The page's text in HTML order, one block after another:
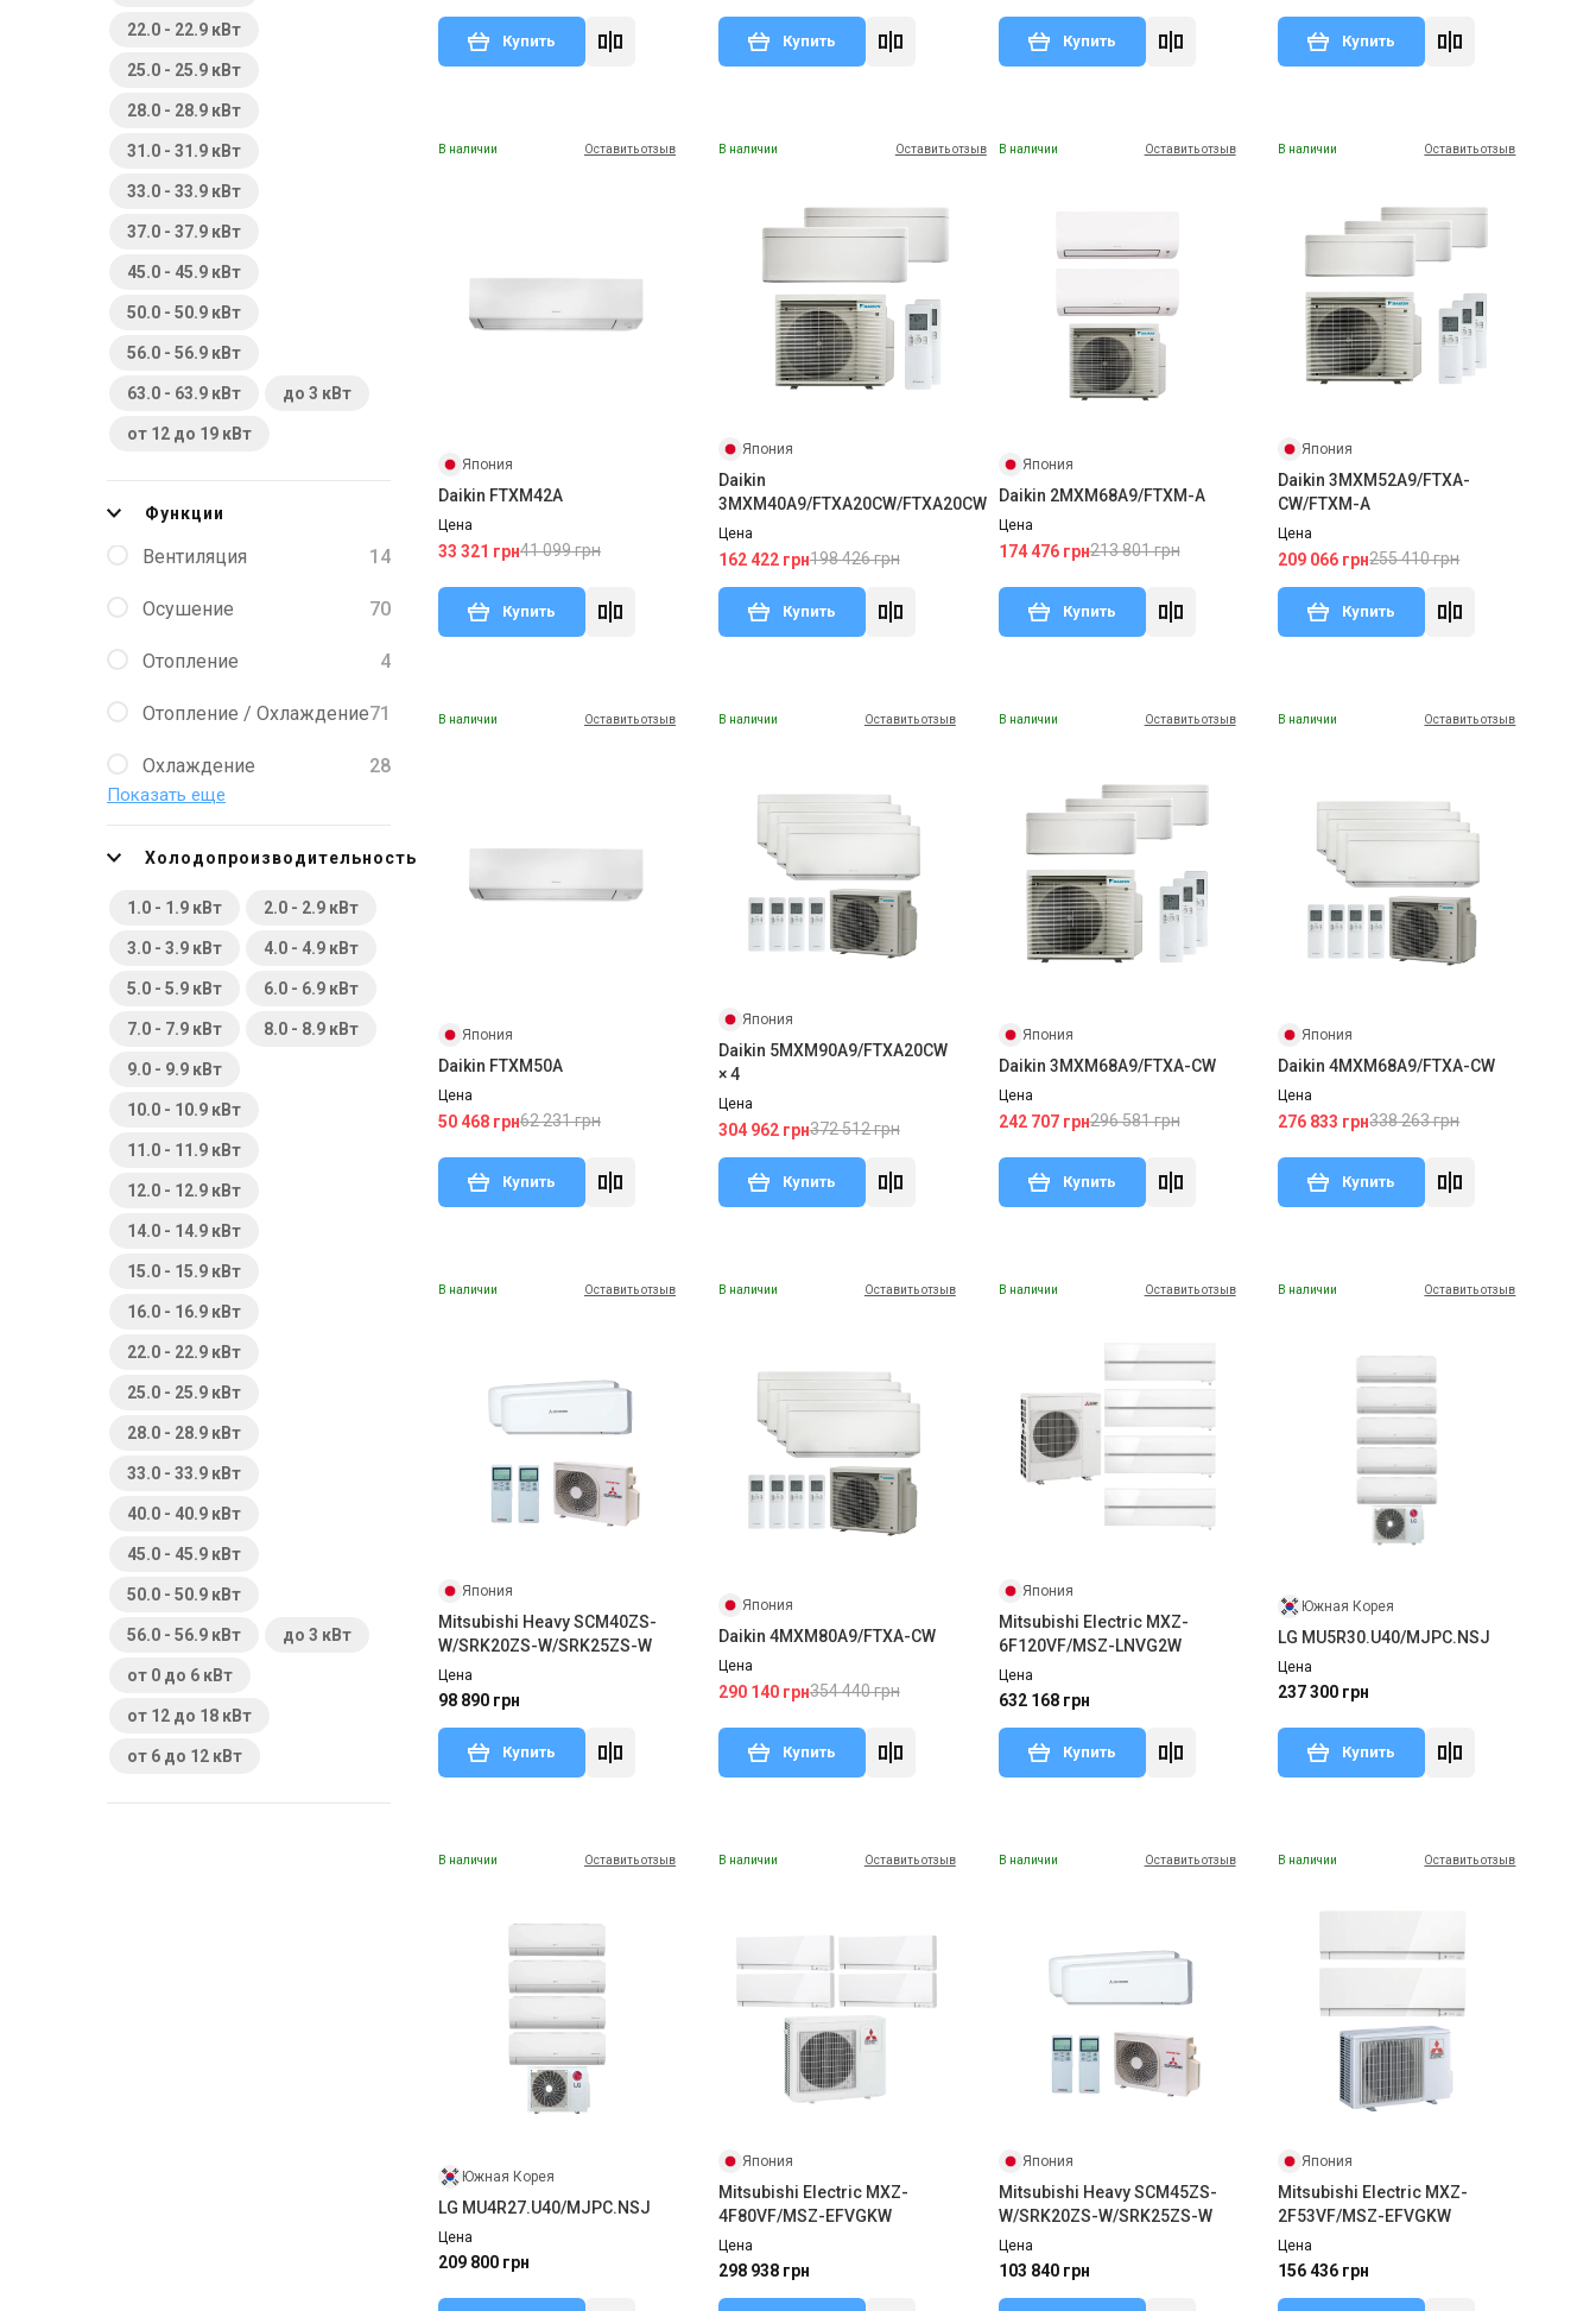
22.0 - 22.9 кВт
25.0 - 25.9 кВт
28.0 - 28.9 кВт
31.0 - 31.9 кВт
33.0 - 33.9 кВт
37.0 - 37.9 кВт
45.0 - 45.9 кВт
50.0 - 50.9 кВт
56.0 - 56.9 кВт
63.0 - 63.9 кВт до 3 кВт
от 12 до 19 кВт
Функции
Вентиляция 14
Осушение 70
Отопление 4
Отопление / Охлаждение71
Охлаждение 28
Подогрев воздуха 24
Показать еще
Холодопроизводительность
1.0 - 1.9 кВт 2.0 - 2.9 кВт
3.0 - 3.9 кВт 4.0 - 4.9 кВт
5.0 - 5.9 кВт 6.0 - 6.9 кВт
7.0 - 7.9 кВт 8.0 - 8.9 кВт
9.0 - 9.9 кВт
10.0 - 10.9 кВт
11.0 - 11.9 кВт
12.0 - 12.9 кВт
14.0 - 14.9 кВт
15.0 - 15.9 кВт
16.0 - 16.9 кВт
22.0 - 22.9 кВт
25.0 - 25.9 кВт
28.0 - 28.9 кВт
33.0 - 33.9 кВт
40.0 - 40.9 кВт
45.0 - 45.9 кВт
50.0 - 50.9 кВт
56.0 - 56.9 кВт до 3 кВт
от 0 до 6 кВт
от 12 до 18 кВт
от 6 до 12 кВт
Купить Купить Купить Купить
В наличии Оставить отзыв
Япония
Daikin FTXM42A
Цена
33 321 грн41 099 грн
Купить
В наличии Оставить отзыв
Япония
Daikin
3MXM40A9/FTXA20CW/FTXA20CW
Цена
162 422 грн198 426 грн
Купить
В наличии Оставить отзыв
Япония
Daikin 2MXM68A9/FTXM-A
Цена
174 476 грн213 801 грн
Купить
В наличии Оставить отзыв
Япония
Daikin 3MXM52A9/FTXA-
CW/FTXM-A
Цена
209 066 грн255 410 грн
Купить
В наличии Оставить отзыв
Япония
Daikin FTXM50A
Цена
50 468 грн62 231 грн
Купить
В наличии Оставить отзыв
Япония
Daikin 5MXM90A9/FTXA20CW
× 4
Цена
304 962 грн372 512 грн
Купить
В наличии Оставить отзыв
Япония
Daikin 3MXM68A9/FTXA-CW
Цена
242 707 грн296 581 грн
Купить
В наличии Оставить отзыв
Япония
Daikin 4MXM68A9/FTXA-CW
Цена
276 833 грн338 263 грн
Купить
В наличии Оставить отзыв
Япония
Mitsubishi Heavy SCM40ZS-
W/SRK20ZS-W/SRK25ZS-W
Цена
98 890 грн
Купить
В наличии Оставить отзыв
Япония
Daikin 4MXM80A9/FTXA-CW
Цена
290 140 грн354 440 грн
Купить
В наличии Оставить отзыв
Япония
Mitsubishi Electric MXZ-
6F120VF/MSZ-LNVG2W
Цена
632 168 грн
Купить
В наличии Оставить отзыв
Южная Корея
LG MU5R30.U40/MJPC.NSJ
Цена
237 300 грн
Купить
В наличии Оставить отзыв
Южная Корея
LG MU4R27.U40/MJPC.NSJ
Цена
209 800 грн
В наличии Оставить отзыв
Япония
Mitsubishi Electric MXZ-
4F80VF/MSZ-EFVGKW
Цена
298 938 грн
В наличии Оставить отзыв
Япония
Mitsubishi Heavy SCM45ZS-
W/SRK20ZS-W/SRK25ZS-W
Цена
103 840 грн
В наличии Оставить отзыв
Япония
Mitsubishi Electric MXZ-
2F53VF/MSZ-EFVGKW
Цена
156 436 грн